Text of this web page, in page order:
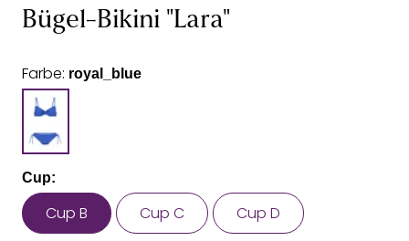
Bügel-Bikini "Lara"
Farbe: royal_blue
Cup:
Cup B Cup C Cup D